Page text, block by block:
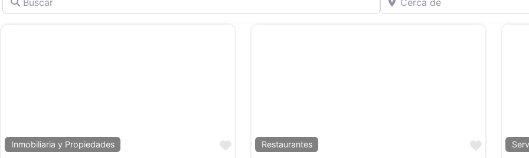
Inmobiliaria y Propiedades FavoritoRestaurantes Favorito